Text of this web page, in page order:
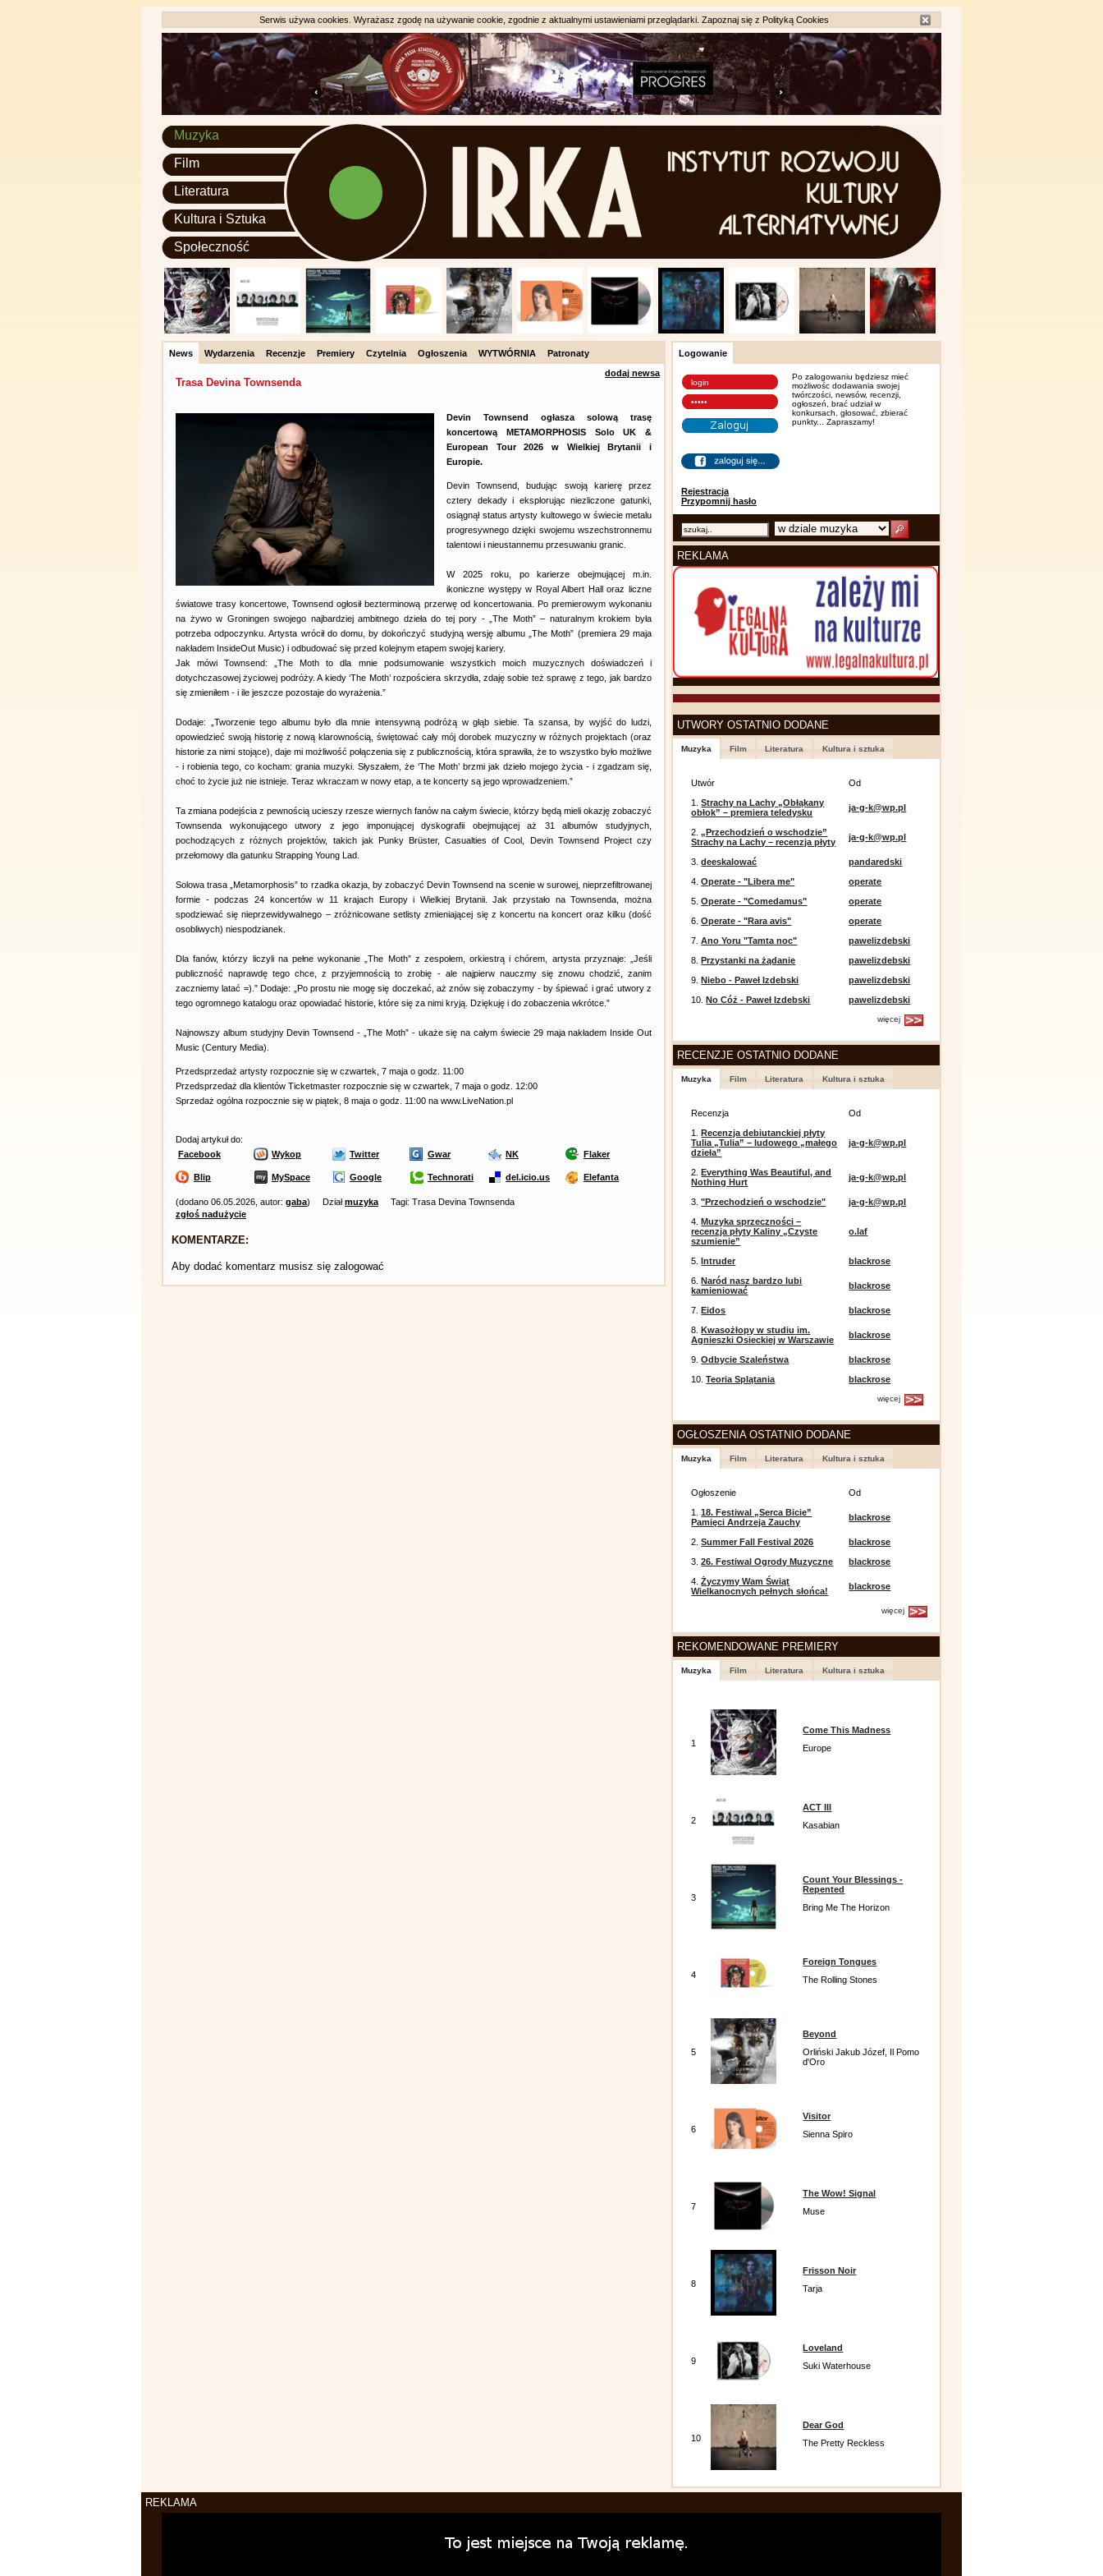
Serwis używa cookies. Wyrażasz zgodę na używanie cookie, zgodnie z aktualnymi ustawieniami przeglądarki. Zapoznaj się z Polityką Cookies
Muzyka
Film
Literatura
Kultura i Sztuka
Społeczność
News Wydarzenia Recenzje Premiery Czytelnia Ogłoszenia WYTWÓRNIA
Patronaty
dodaj newsa
Trasa Devina Townsenda
Devin Townsend ogłasza solową trasę
koncertową METAMORPHOSIS Solo UK &
European Tour 2026 w Wielkiej Brytanii i
Europie.
Devin Townsend, budując swoją karierę przez
cztery dekady i eksplorując niezliczone gatunki,
osiągnął status artysty kultowego w świecie metalu
progresywnego dzięki swojemu wszechstronnemu
talentowi i nieustannemu przesuwaniu granic.
W 2025 roku, po karierze obejmującej m.in.
ikoniczne występy w Royal Albert Hall oraz liczne
światowe trasy koncertowe, Townsend ogłosił bezterminową przerwę od koncertowania. Po premierowym wykonaniu
na żywo w Groningen swojego najbardziej ambitnego dzieła do tej pory - „The Moth” – naturalnym krokiem była
potrzeba odpoczynku. Artysta wrócił do domu, by dokończyć studyjną wersję albumu „The Moth” (premiera 29 maja
nakładem InsideOut Music) i odbudować się przed kolejnym etapem swojej kariery.
Jak mówi Townsend: „The Moth to dla mnie podsumowanie wszystkich moich muzycznych doświadczeń i
dotychczasowej życiowej podróży. A kiedy ‘The Moth’ rozpościera skrzydła, zdaję sobie też sprawę z tego, jak bardzo
się zmieniłem - i ile jeszcze pozostaje do wyrażenia.”
Dodaje: „Tworzenie tego albumu było dla mnie intensywną podróżą w głąb siebie. Ta szansa, by wyjść do ludzi,
opowiedzieć swoją historię z nową klarownością, świętować cały mój dorobek muzyczny w różnych projektach (oraz
historie za nimi stojące), daje mi możliwość połączenia się z publicznością, która sprawiła, że to wszystko było możliwe
- i robienia tego, co kocham: grania muzyki. Słyszałem, że ‘The Moth’ brzmi jak dzieło mojego życia - i zgadzam się,
choć to życie już nie istnieje. Teraz wkraczam w nowy etap, a te koncerty są jego wprowadzeniem.”
Ta zmiana podejścia z pewnością ucieszy rzesze wiernych fanów na całym świecie, którzy będą mieli okazję zobaczyć
Townsenda wykonującego utwory z jego imponującej dyskografii obejmującej aż 31 albumów studyjnych,
pochodzących z różnych projektów, takich jak Punky Brüster, Casualties of Cool, Devin Townsend Project czy
przełomowy dla gatunku Strapping Young Lad.
Solowa trasa „Metamorphosis” to rzadka okazja, by zobaczyć Devin Townsend na scenie w surowej, nieprzefiltrowanej
formie - podczas 24 koncertów w 11 krajach Europy i Wielkiej Brytanii. Jak przystało na Townsenda, można
spodziewać się nieprzewidywalnego – zróżnicowane setlisty zmieniającej się z koncertu na koncert oraz kilku (dość
osobliwych) niespodzianek.
Dla fanów, którzy liczyli na pełne wykonanie „The Moth” z zespołem, orkiestrą i chórem, artysta przyznaje: „Jeśli
publiczność naprawdę tego chce, z przyjemnością to zrobię - ale najpierw nauczmy się znowu chodzić, zanim
zaczniemy latać =).” Dodaje: „Po prostu nie mogę się doczekać, aż znów się zobaczymy - by śpiewać i grać utwory z
tego ogromnego katalogu oraz opowiadać historie, które się za nimi kryją. Dziękuję i do zobaczenia wkrótce.”
Najnowszy album studyjny Devin Townsend - „The Moth” - ukaże się na całym świecie 29 maja nakładem Inside Out
Music (Century Media).
Przedsprzedaż artysty rozpocznie się w czwartek, 7 maja o godz. 11:00
Przedsprzedaż dla klientów Ticketmaster rozpocznie się w czwartek, 7 maja o godz. 12:00
Sprzedaż ogólna rozpocznie się w piątek, 8 maja o godz. 11:00 na www.LiveNation.pl
Dodaj artykuł do:
Facebook
Wykop Twitter Gwar NK Flaker
Blip MySpace Google Technorati del.icio.us Elefanta
(dodano 06.05.2026, autor: gaba) Działmuzyka
Tagi: Trasa Devina Townsenda
zgłoś nadużycie
KOMENTARZE:
Aby dodać komentarz musisz się zalogować
Logowanie
Rejestracja
Przypomnij hasło
Po zalogowaniu będziesz mieć
możliwośc dodawania swojej
twórczości, newsów, recenzji,
ogłoszeń, brać udział w
konkursach, głosować, zbierać
punkty... Zapraszamy!
REKLAMA
UTWORY OSTATNIO DODANE
Muzyka Film Literatura Kultura i sztuka
Utwór
Od
1.Strachy na Lachy „Obłąkany
obłok” – premiera teledysku
ja-g-k@wp.pl
2.„Przechodzień o wschodzie”
Strachy na Lachy – recenzja płyty
ja-g-k@wp.pl
3.deeskalować
pandaredski
4.Operate - "Libera me"
operate
5.Operate - "Comedamus"
operate
6.Operate - "Rara avis"
operate
7.Ano Yoru "Tamta noc"
pawelizdebski
8.Przystanki na żądanie
pawelizdebski
9.Niebo - Paweł Izdebski
pawelizdebski
10.No Cóż - Paweł Izdebski pawelizdebski
więcej
RECENZJE OSTATNIO DODANE
Muzyka Film Literatura Kultura i sztuka
Recenzja
Od
1.Recenzja debiutanckiej płyty
Tulia „Tulia” – ludowego „małego
dzieła”
ja-g-k@wp.pl
2.Everything Was Beautiful, and
Nothing Hurt
ja-g-k@wp.pl
3."Przechodzień o wschodzie"
ja-g-k@wp.pl
4.Muzyka sprzeczności –
recenzja płyty Kaliny „Czyste
szumienie”
o.laf
5.Intruder
blackrose
6.Naród nasz bardzo lubi
kamieniować
blackrose
7.Eidos
blackrose
8.Kwasożłopy w studiu im.
Agnieszki Osieckiej w Warszawie
blackrose
9.Odbycie Szaleństwa
blackrose
10.Teoria Splątania blackrose
więcej
OGŁOSZENIA OSTATNIO DODANE
Muzyka Film Literatura Kultura i sztuka
Ogłoszenie
Od
1.18. Festiwal „Serca Bicie”
Pamięci Andrzeja Zauchy
blackrose
2.Summer Fall Festival 2026
blackrose
3.26. Festiwal Ogrody Muzyczne
blackrose
4.Życzymy Wam Świąt
Wielkanocnych pełnych słońca!
blackrose
więcej
REKOMENDOWANE PREMIERY
Muzyka Film Literatura Kultura i sztuka
1
Come This Madness
Europe
2
ACT III
Kasabian
3
Count Your Blessings -
Repented
Bring Me The Horizon
4
Foreign Tongues
The Rolling Stones
5
Beyond
Orliński Jakub Józef, Il Pomo
d'Oro
6
Visitor
Sienna Spiro
7
The Wow! Signal
Muse
8
Frisson Noir
Tarja
9
Loveland
Suki Waterhouse
10
Dear God
The Pretty Reckless
REKLAMA